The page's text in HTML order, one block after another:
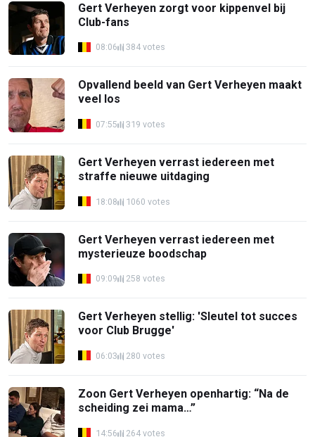
Gert Verheyen zorgt voor kippenvel bij
Club-fans
08:06 384 votes
Opvallend beeld van Gert Verheyen maakt
veel los
07:55 319 votes
Gert Verheyen verrast iedereen met
straffe nieuwe uitdaging
18:08 1060 votes
Gert Verheyen verrast iedereen met
mysterieuze boodschap
09:09 258 votes
Gert Verheyen stellig: 'Sleutel tot succes
voor Club Brugge'
06:03 280 votes
Zoon Gert Verheyen openhartig: “Na de
scheiding zei mama…”
14:56 264 votes